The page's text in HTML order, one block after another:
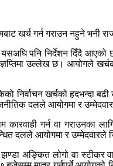
खर्च गर्न गराउन नहुने भनी
पनि निर्देशन दिँदै
उल्लेख छ। आयोगले
निर्वाचन खर्चको हदभन्दा
दलले आयोगमा र
गर्न वा गराउनका
दलले आयोगमा र उम्मेदवारले
अङ्कित लोगो वा